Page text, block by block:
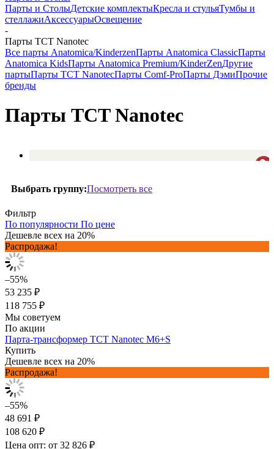
Парты и СтолыДетские комплектыКресла и стульяТумбы и
стеллажиАксессуарыОсвещение
-
Парты TCT Nanotec
Все парты Anatomica/KinderzenПарты Anatomica ClassicПарты
Anatomica KidsПарты Anatomica Premium/KinderZenДругие
партыПарты TCT NanotecПарты Comf-ProПарты ДэмиПрочие
бренды
Парты TCT Nanotec
Выбрать группу:Посмотреть все
Фильтр
По популярности По цене
Дешевле всех на 20%
Распродажа!
–55%
53 235 ₽
118 755 ₽
Мы советуем
По акции
Парта-трансформер TCT Nanotec M6+S
Купить
Дешевле всех на 20%
Распродажа!
–55%
48 691 ₽
108 620 ₽
Цена опт: от 32 826 ₽